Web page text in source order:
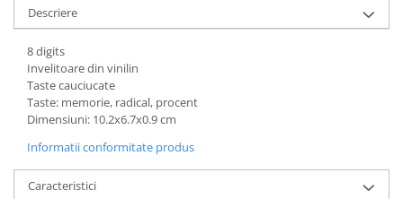
Descriere
8 digits
Invelitoare din vinilin
Taste cauciucate
Taste: memorie, radical, procent
Dimensiuni: 10.2x6.7x0.9 cm
Informatii conformitate produs
Caracteristici